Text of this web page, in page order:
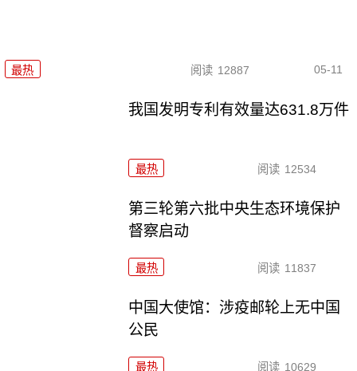
最热 阅读 12887 05-11
我国发明专利有效量达631.8万件
最热 阅读 12534
第三轮第六批中央生态环境保护
督察启动
最热 阅读 11837
中国大使馆：涉疫邮轮上无中国
公民
最热 阅读 10629